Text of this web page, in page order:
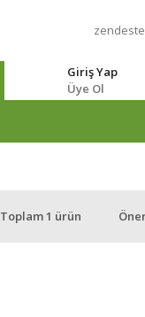
Giriş Yap
Üye Ol
Toplam 1 ürün